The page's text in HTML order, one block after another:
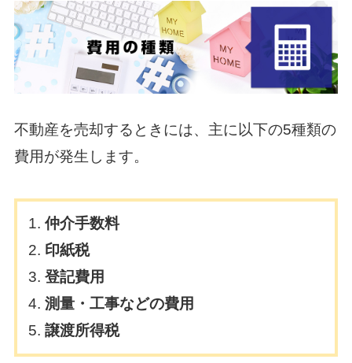
不動産を売却するときには、主に以下の5種類の
費用が発生します。
仲介手数料
印紙税
登記費用
測量・工事などの費用
譲渡所得税